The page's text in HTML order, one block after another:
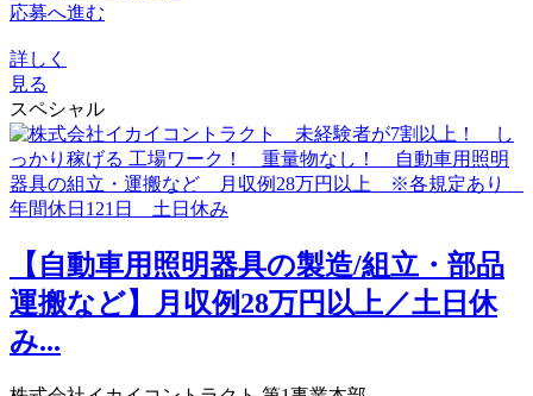
応募へ進む
詳しく
見る
スペシャル
【自動車用照明器具の製造/組立・部品
運搬など】月収例28万円以上／土日休
み...